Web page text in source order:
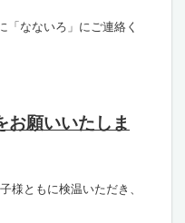
「なないろ」にご連絡く
お願いいたしま
様ともに検温いただき、